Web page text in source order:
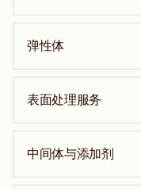
弹性体
表面处理服务
中间体与添加剂